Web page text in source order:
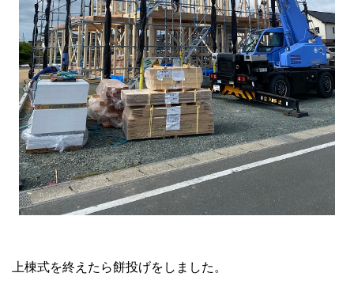
上棟式を終えたら餅投げをしました。